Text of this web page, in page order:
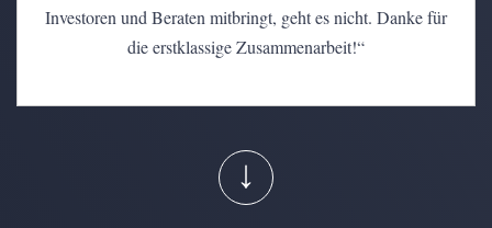
Investoren und Beraten mitbringt, geht es nicht. Danke für
die erstklassige Zusammenarbeit!“
↓